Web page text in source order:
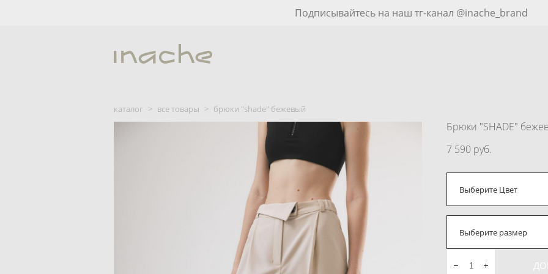
Подписывайтесь на наш тг-канал @inache_brand
каталог > все товары > брюки "shade" бежевый
Брюки "SHADE"
7 590 pуб.
Выберите Цвет
Выберите размер